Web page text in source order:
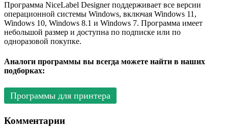
Программа NiceLabel Designer поддерживает все версии
операционной системы Windows, включая Windows 11,
Windows 10, Windows 8.1 и Windows 7. Программа имеет
небольшой размер и доступна по подписке или по
одноразовой покупке.
Аналоги программы вы всегда можете найти в наших
подборках:
Программы для принтера
Комментарии